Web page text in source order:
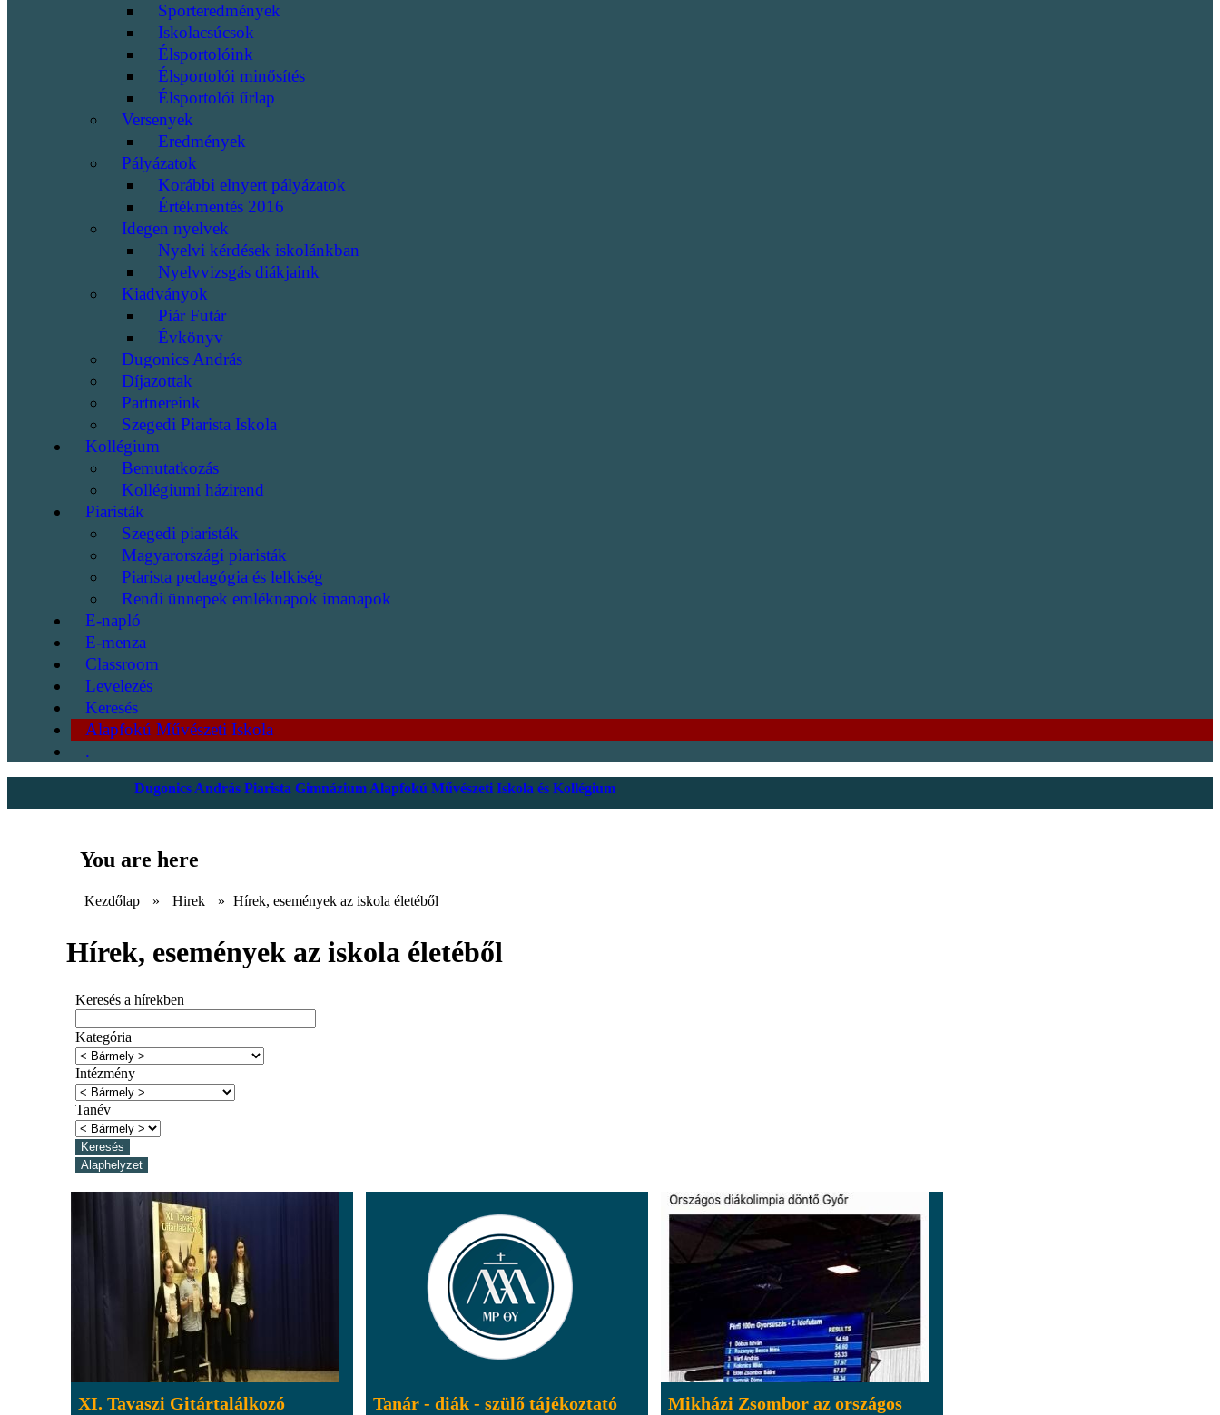
Sporteredmények
Iskolacsúcsok
Élsportolóink
Élsportolói minősítés
Élsportolói űrlap
Versenyek
Eredmények
Pályázatok
Korábbi elnyert pályázatok
Értékmentés 2016
Idegen nyelvek
Nyelvi kérdések iskolánkban
Nyelvvizsgás diákjaink
Kiadványok
Piár Futár
Évkönyv
Dugonics András
Díjazottak
Partnereink
Szegedi Piarista Iskola
Kollégium
Bemutatkozás
Kollégiumi házirend
Piaristák
Szegedi piaristák
Magyarországi piaristák
Piarista pedagógia és lelkiség
Rendi ünnepek emléknapok imanapok
E-napló
E-menza
Classroom
Levelezés
Keresés
Alapfokú Művészeti Iskola
.
Dugonics András Piarista Gimnázium Alapfokú Művészeti Iskola és Kollégium
You are here
Kezdőlap » Hirek » Hírek, események az iskola életéből
Hírek, események az iskola életéből
Keresés a hírekben
Kategória
Intézmény
Tanév
XI. Tavaszi Gitártalálkozó Tanár - diák - szülő tájékoztató
Mikházi Zsombor az országos